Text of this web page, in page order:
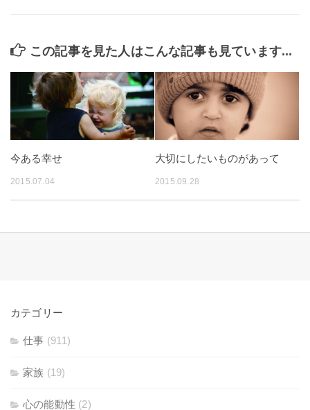
この記事を見た人はこんな記事も見ています...
今ある幸せ
2015.07.04
大切にしたいものがあって
2015.09.28
カテゴリー
仕事 (911)
家族 (19)
心の能動性 (2)